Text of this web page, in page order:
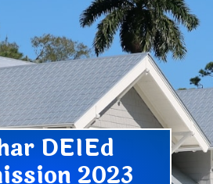
DEIEd
2023